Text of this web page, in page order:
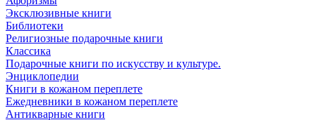
Эксклюзивные книги
Библиотеки
Религиозные подарочные книги
Классика
Подарочные книги по искусству и культуре.
Энциклопедии
Книги в кожаном переплете
Ежедневники в кожаном переплете
Антикварные книги